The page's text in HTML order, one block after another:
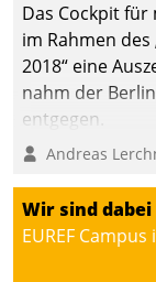
Das Cockpit
im Rahmen des
2018“ eine
nahm der
entgegen.
Andreas
Wir sind dabei
EUREF